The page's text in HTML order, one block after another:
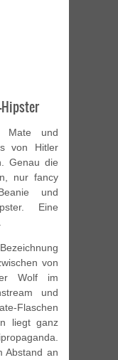
Hipster
Mate und
von Hitler
Genau die
nur fancy
und
Eine
von
Wolf im
und
Flaschen
liegt ganz
Abstand an